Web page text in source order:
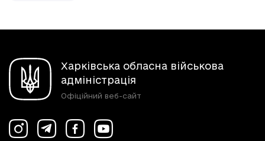
Харківська обласна військова
адміністрація
Офіційний веб-сайт